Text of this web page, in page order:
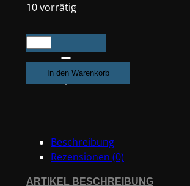
10 vorrätig
FINIXA
Spritzpistole
SPG500
+
In den Warenkorb
Beschreibung
Rezensionen (0)
ARTIKEL BESCHREIBUNG